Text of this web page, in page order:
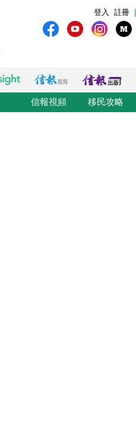
註冊
登入
信報視頻 移民攻略